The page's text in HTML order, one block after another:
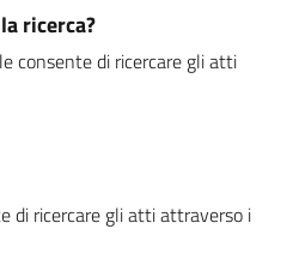
ricerca?
consente di ricercare gli atti
di ricercare gli atti attraverso i